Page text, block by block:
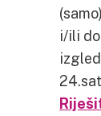
i/ili